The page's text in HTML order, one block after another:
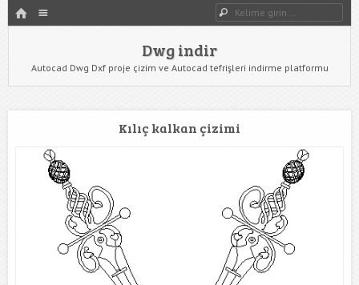
HOME Dwg Ara
Dwg indir
Autocad Dwg Dxf proje çizim ve Autocad tefrişleri indirme platformu
Kılıç kalkan çizimi